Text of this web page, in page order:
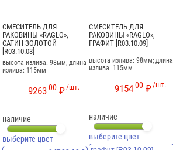
СМЕСИТЕЛЬ ДЛЯ
РАКОВИНЫ «RAGLO»,
САТИН ЗОЛОТОЙ
[R03.10.03]
высота излива: 98мм; длина
излива: 115мм
/шт.
926300 ₽
наличие
выберите цвет
СМЕСИТЕЛЬ ДЛЯ
РАКОВИНЫ «RAGLO»,
ГРАФИТ [R03.10.09]
высота излива: 98мм; длина
излива: 115мм
/шт.
915400 ₽
наличие
выберите цвет